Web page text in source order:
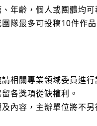
年齡，個人或團體均
隊最多可投稿10件作
相關專業領域委員進
各獎項從缺權利。
內容，主辦單位將不